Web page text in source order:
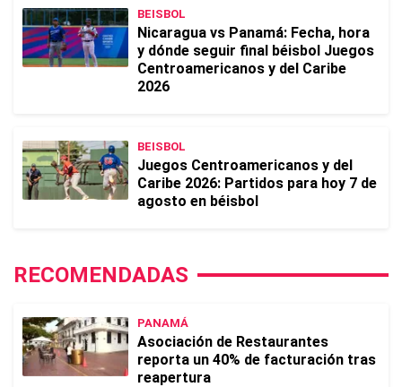
BEISBOL
Nicaragua vs Panamá: Fecha, hora
y dónde seguir final béisbol Juegos
Centroamericanos y del Caribe
2026
BEISBOL
Juegos Centroamericanos y del
Caribe 2026: Partidos para hoy 7 de
agosto en béisbol
RECOMENDADAS
PANAMÁ
Asociación de Restaurantes
reporta un 40% de facturación tras
reapertura